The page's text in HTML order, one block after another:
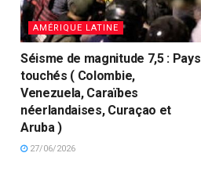
AMÉRIQUE LATINE
Séisme de magnitude 7,5 : Pays
touchés ( Colombie,
Venezuela, Caraïbes
néerlandaises, Curaçao et
Aruba )
27/06/2026